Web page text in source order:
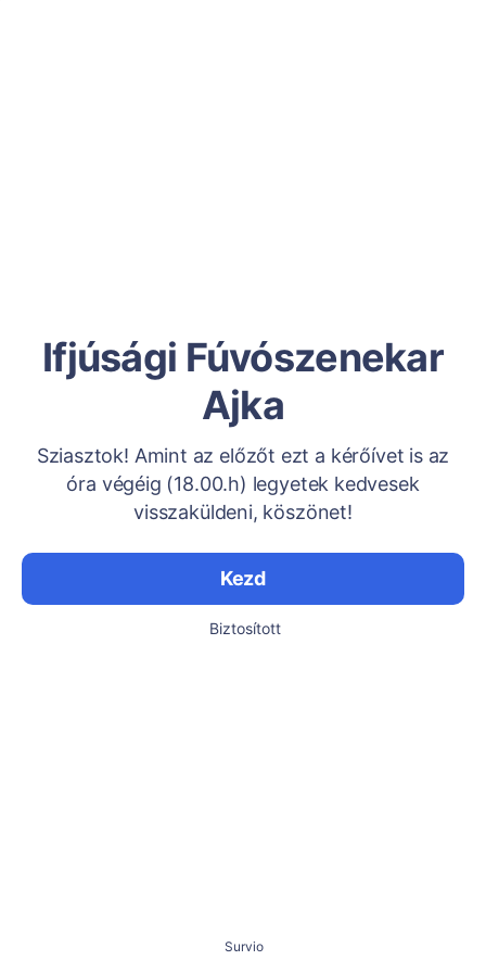
Ifjúsági Fúvószenekar
Ajka
Sziasztok! Amint az előzőt ezt a kérőívet is az
óra végéig (18.00.h) legyetek kedvesek
visszaküldeni, köszönet!
Kezd
Biztosított
Survio